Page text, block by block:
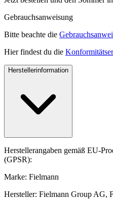
Gebrauchsanweisung
Bitte beachte die
Hier findest du die
Herstellerinformation
Herstellerangaben gemäß EU-
(GPSR):
Marke: Fielmann
Hersteller: Fielmann Group AG,